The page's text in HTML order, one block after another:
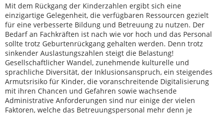
Mit dem Rückgang der Kinderzahlen ergibt sich eine
einzigartige Gelegenheit, die verfügbaren Ressourcen gezielt
für eine verbesserte Bildung und Betreuung zu nutzen. Der
Bedarf an Fachkräften ist nach wie vor hoch und das Personal
sollte trotz Geburtenrückgang gehalten werden. Denn trotz
sinkender Auslastungszahlen steigt die Belastung!
Gesellschaftlicher Wandel, zunehmende kulturelle und
sprachliche Diversität, der Inklusionsanspruch, ein steigendes
Armutsrisiko für Kinder, die voranschreitende Digitalisierung
mit ihren Chancen und Gefahren sowie wachsende
Administrative Anforderungen sind nur einige der vielen
Faktoren, welche das Betreuungspersonal mehr denn je